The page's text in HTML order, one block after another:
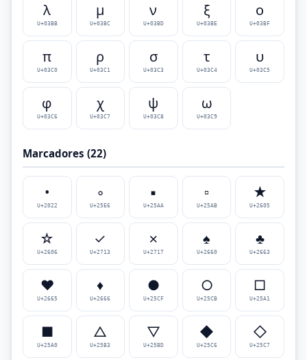
λ
U+03BB
μ
U+03BC
ν
U+03BD
ξ
U+03BE
ο
U+03BF
π
U+03C0
ρ
U+03C1
σ
U+03C3
τ
U+03C4
υ
U+03C5
φ
U+03C6
χ
U+03C7
ψ
U+03C8
ω
U+03C9
Marcadores (22)
•
U+2022
◦
U+25E6
▪
U+25AA
▫
U+25AB
★
U+2605
☆
U+2606
✓
U+2713
✗
U+2717
♠
U+2660
♣
U+2663
♥
U+2665
♦
U+2666
●
U+25CF
○
U+25CB
□
U+25A1
■
U+25A0
△
U+25B3
▽
U+25BD
◆
U+25C6
◇
U+25C7